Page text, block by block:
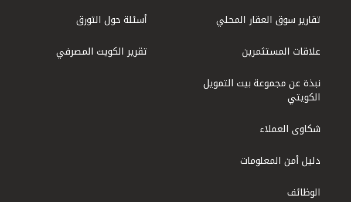
تقارير سوق العقار المحلي
علاقات المستثمرين
نبذة عن مجموعة بيت التمويل
الكويتي
شكاوى العملاء
دليل أمن المعلومات
الوظائف
أسئلة حول التورق
تقرير الكويت المصرفي